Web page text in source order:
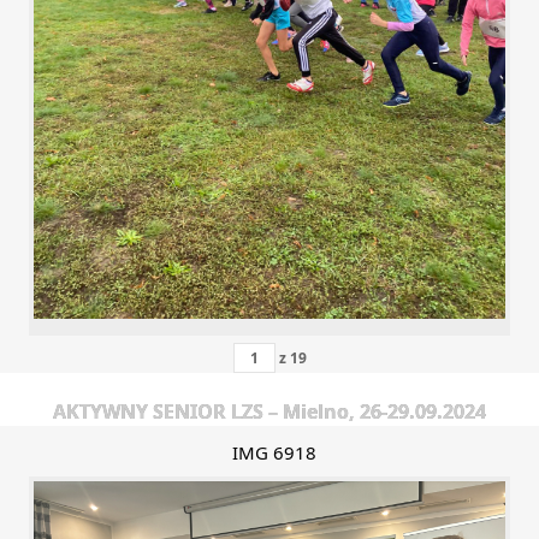
z 19
AKTYWNY SENIOR LZS – Mielno, 26-29.09.2024
IMG 6918